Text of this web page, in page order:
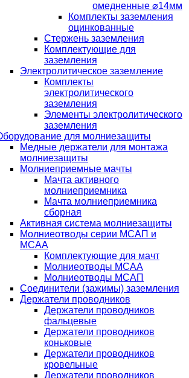
омедненные ⌀14мм
Комплекты заземления
оцинкованные
Стержень заземления
Комплектующие для
заземления
Электролитическое заземление
Комплекты
электролитического
заземления
Элементы электролитического
заземления
для молниезащиты
Медные держатели для монтажа
молниезащиты
Молниеприемные мачты
Мачта активного
молниеприемника
Мачта молниеприемника
сборная
Активная система молниезащиты
Молниеотводы серии МСАП и
МСАА
Комплектующие для мачт
Молниеотводы МСАА
Молниеотводы МСАП
Соединители (зажимы) заземления
Держатели проводников
Держатели проводников
фальцевые
Держатели проводников
коньковые
Держатели проводников
кровельные
Держатели проводников